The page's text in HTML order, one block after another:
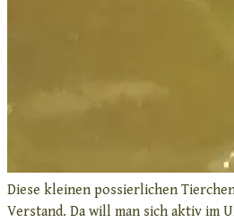
Diese kleinen possierlichen
Verstand. Da will man sich aktiv im